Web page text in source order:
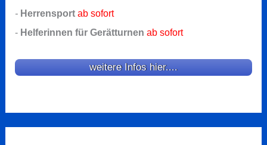
- Herrensportab sofort
- Helferinnen für Gerätturnen ab sofort
weitere Infos hier....